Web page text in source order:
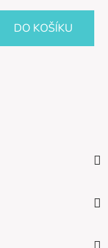
DO KOŠÍKU